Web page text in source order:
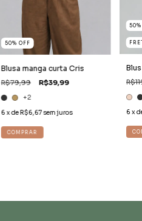
50% OFF
Blusa manga curta Cris
R$79,99 R$39,99
+2
6 x deR$6,67 sem juros
COMPRAR
50
6 x